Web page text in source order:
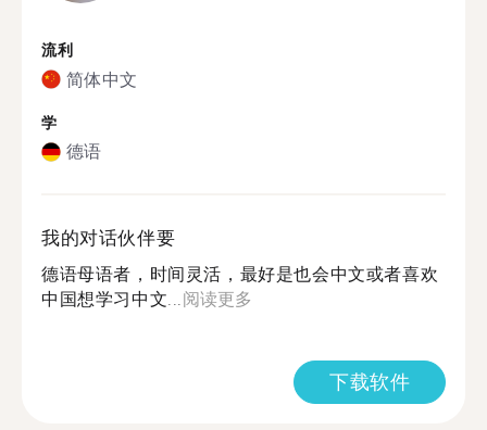
流利
简体中文
学
德语
我的对话伙伴要
德语母语者，时间灵活，最好是也会中文或者喜欢
中国想学习中文...阅读更多
下载软件